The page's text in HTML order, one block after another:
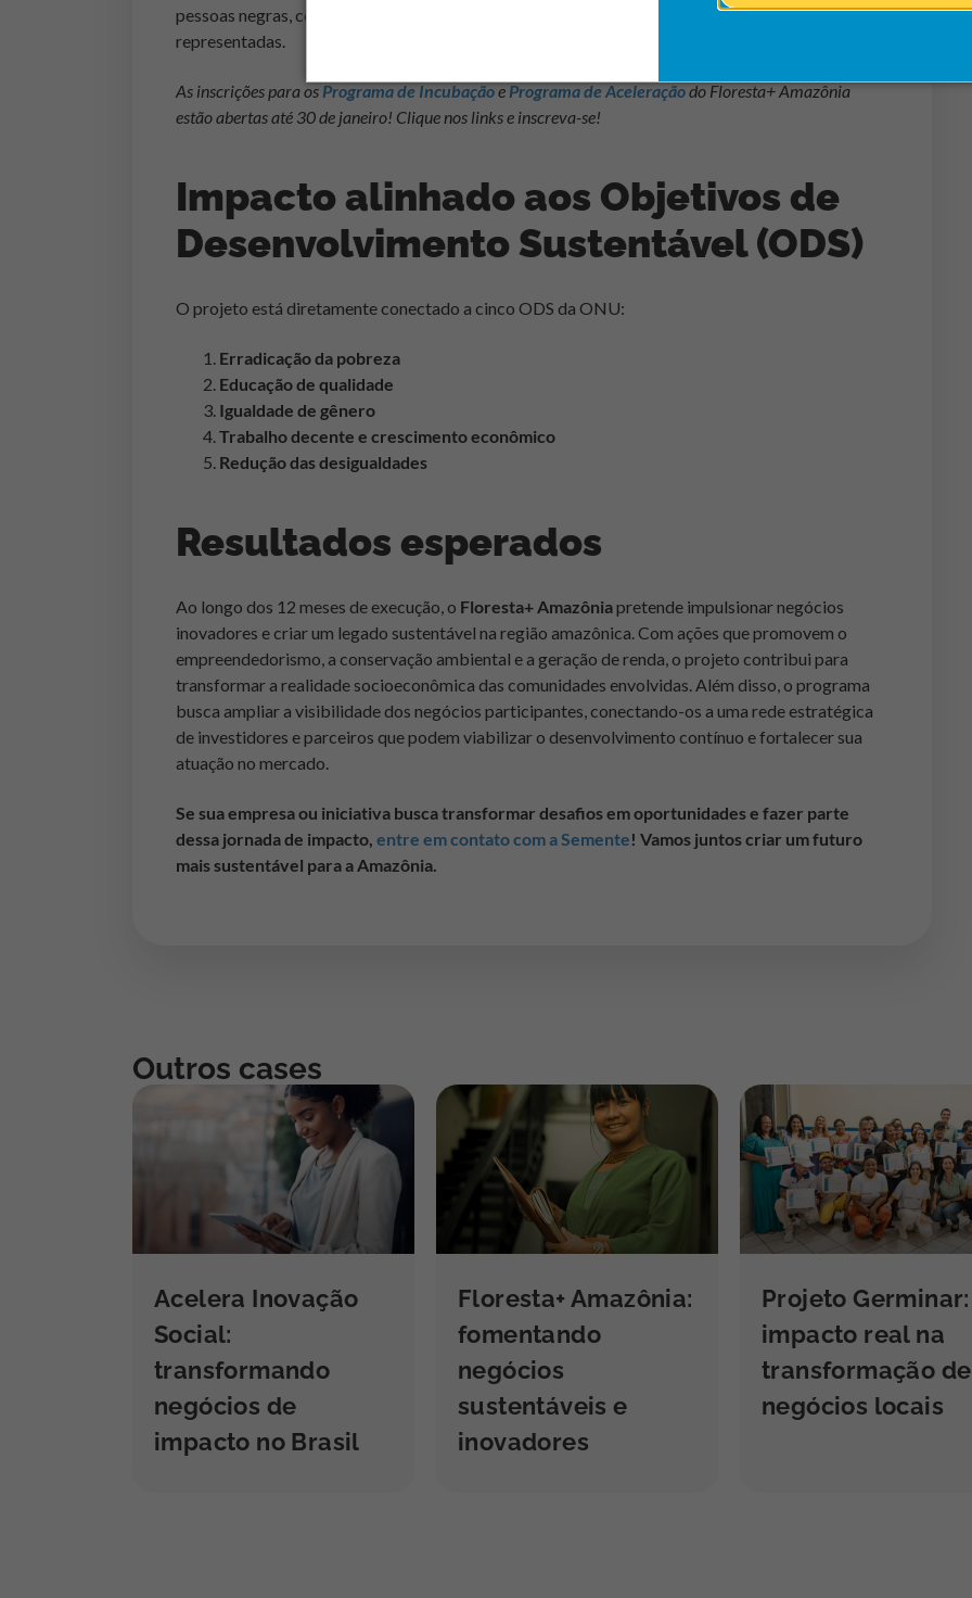
pessoas negras, comunidades LGBTQIAP+, e outras populações historicamente sub-
representadas.
As inscrições para osPrograma de Incubaçãoe Programa de Aceleraçãodo Floresta+ Amazônia
estão abertas até 30 de janeiro! Clique nos links e inscreva-se!
Impacto alinhado aos Objetivos de
Desenvolvimento Sustentável (ODS)
O projeto está diretamente conectado a cinco ODS da ONU:
Erradicação da pobreza
Educação de qualidade
Igualdade de gênero
Trabalho decente e crescimento econômico
Redução das desigualdades
Resultados esperados
Ao longo dos 12 meses de execução, o Floresta+ Amazôniapretende impulsionar negócios
inovadores e criar um legado sustentável na região amazônica. Com ações que promovem o
empreendedorismo, a conservação ambiental e a geração de renda, o projeto contribui para
transformar a realidade socioeconômica das comunidades envolvidas. Além disso, o programa
busca ampliar a visibilidade dos negócios participantes, conectando-os a uma rede estratégica
de investidores e parceiros que podem viabilizar o desenvolvimento contínuo e fortalecer sua
atuação no mercado.
Se sua empresa ou iniciativa busca transformar desafios em oportunidades e fazer parte
dessa jornada de impacto, entre em contato com a Semente! Vamos juntos criar um futuro
mais sustentável para a Amazônia.
Outros cases
Acelera Inovação
Social:
transformando
negócios de
impacto no Brasil
Floresta+ Amazônia:
fomentando
negócios
sustentáveis e
inovadores
Projeto Germinar:
impacto real na
transformação de
negócios locais